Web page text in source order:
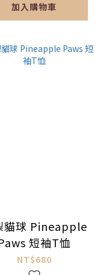
加入購物車
Pineapple
短袖T恤
NT$680